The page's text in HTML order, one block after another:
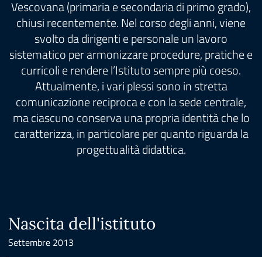
Vescovana (primaria e secondaria di primo grado),
chiusi recentemente. Nel corso degli anni, viene
svolto da dirigenti e personale un lavoro
sistematico per armonizzare procedure, pratiche e
curricoli e rendere l’Istituto sempre più coeso.
Attualmente, i vari plessi sono in stretta
comunicazione reciproca e con la sede centrale,
ma ciascuno conserva una propria identità che lo
caratterizza, in particolare per quanto riguarda la
progettualità didattica.
Nascita dell'istituto
Settembre 2013